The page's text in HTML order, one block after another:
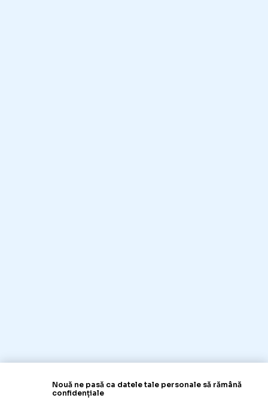
Nouă ne pasă ca datele tale personale să rămână
confidențiale